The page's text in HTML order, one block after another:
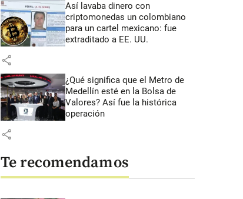
Así lavaba dinero con
criptomonedas un colombiano
para un cartel mexicano: fue
extraditado a EE. UU.
share
¿Qué significa que el Metro de
Medellín esté en la Bolsa de
Valores? Así fue la histórica
operación
share
Te recomendamos